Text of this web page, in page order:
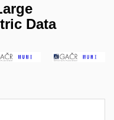
Data